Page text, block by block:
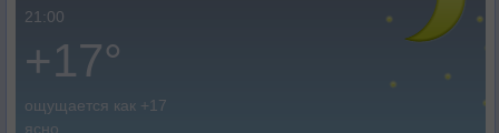
21:00
+17°
ощущается как +17
ясно